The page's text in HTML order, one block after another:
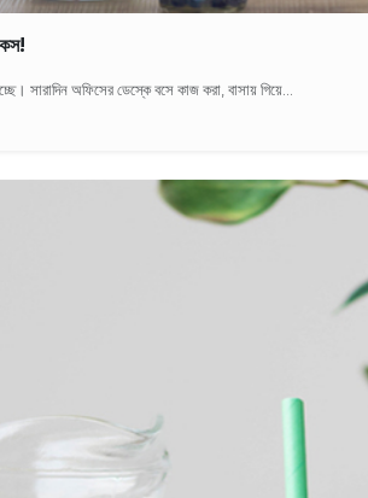
সারাদিন অফিসের ডেস্কে বসে কাজ করা, বাসায় গিয়ে...